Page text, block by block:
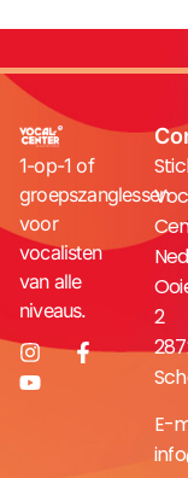
1-op-1 of
groepszanglessen
voor
vocalisten
van alle
niveaus.
2
E-